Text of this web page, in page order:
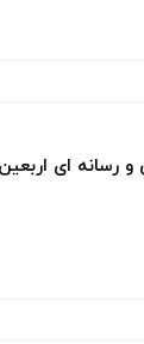
و رسانه ای اربعین